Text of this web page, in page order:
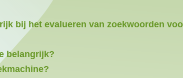
bij het evalueren van zoekwoorden
belangrijk?